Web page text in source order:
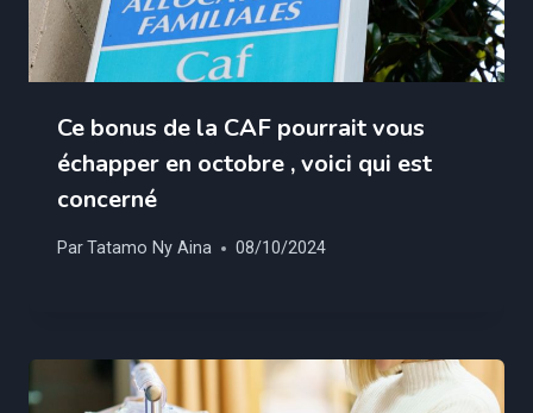
Ce bonus de la CAF pourrait vous
échapper en octobre , voici qui est
concerné
ParTatamo Ny Aina 08/10/2024